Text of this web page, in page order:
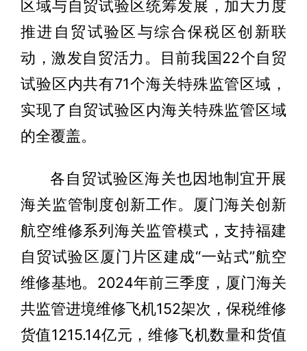
区域与自贸试验区统筹发展，加大力度
推进自贸试验区与综合保税区创新联
动，激发自贸活力。目前我国22个自贸
试验区内共有71个海关特殊监管区域，
实现了自贸试验区内海关特殊监管区域
的全覆盖。
各自贸试验区海关也因地制宜开展
海关监管制度创新工作。厦门海关创新
航空维修系列海关监管模式，支持福建
自贸试验区厦门片区建成“一站式”航空
维修基地。2024年前三季度，厦门海关
共监管进境维修飞机152架次，保税维修
货值1215.14亿元，维修飞机数量和货值